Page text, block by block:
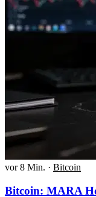
vor 8 Min. · Bitcoin
Bitcoin: MARA